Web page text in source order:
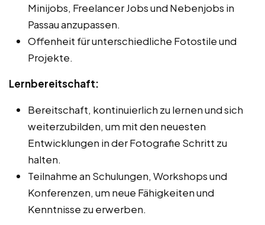
Minijobs, Freelancer Jobs und Nebenjobs in
Passau anzupassen.
Offenheit für unterschiedliche Fotostile und
Projekte.
Lernbereitschaft:
Bereitschaft, kontinuierlich zu lernen und sich
weiterzubilden, um mit den neuesten
Entwicklungen in der Fotografie Schritt zu
halten.
Teilnahme an Schulungen, Workshops und
Konferenzen, um neue Fähigkeiten und
Kenntnisse zu erwerben.